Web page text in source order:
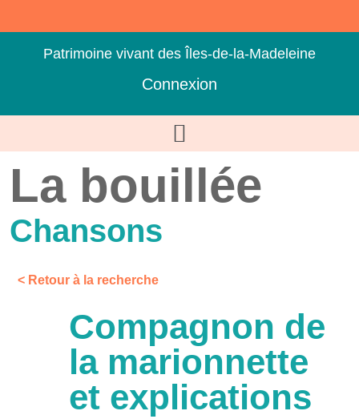
Patrimoine vivant des Îles-de-la-Madeleine
Connexion
La bouillée
Chansons
< Retour à la recherche
Compagnon de
la marionnette
et explications